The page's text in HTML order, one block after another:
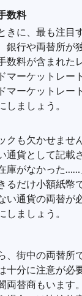
数料
きに、最も注目
銀行や両替所が
数料が含まれた
マーケットレー
マーケットレー
しましょう。
クも欠かせませ
通貨として記載
庫がなかった……
るだけ小額紙幣
い通貨の両替が
しましょう。
、街中の両替所
十分に注意が必
両替商もいます